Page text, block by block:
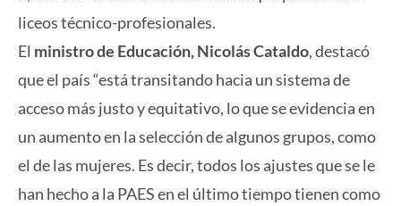
liceos técnico-profesionales.
El ministro de Educación, Nicolás Cataldo, destacó
que el país “está transitando hacia un sistema de
acceso más justo y equitativo, lo que se evidencia en
un aumento en la selección de algunos grupos, como
el de las mujeres. Es decir, todos los ajustes que se le
han hecho a la PAES en el último tiempo tienen como